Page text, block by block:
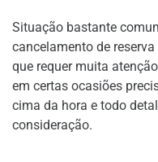
Situação bastante
cancelamento de
que requer muita
em certas ocasiões
cima da hora e todo
consideração.